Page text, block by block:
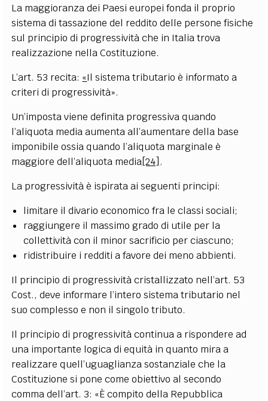
La maggioranza dei Paesi europei fonda il proprio
sistema di tassazione del reddito delle persone fisiche
sul principio di progressività che in Italia trova
realizzazione nella Costituzione.
L’art. 53 recita: «Il sistema tributario è informato a
criteri di progressività».
Un’imposta viene definita progressiva quando
l’aliquota media aumenta all’aumentare della base
imponibile ossia quando l’aliquota marginale è
maggiore dell’aliquota media[24] .
La progressività è ispirata ai seguenti principi:
limitare il divario economico fra le classi sociali;
raggiungere il massimo grado di utile per la
collettività con il minor sacrificio per ciascuno;
ridistribuire i redditi a favore dei meno abbienti.
Il principio di progressività cristallizzato nell’art. 53
Cost., deve informare l’intero sistema tributario nel
suo complesso e non il singolo tributo.
Il principio di progressività continua a rispondere ad
una importante logica di equità in quanto mira a
realizzare quell’uguaglianza sostanziale che la
Costituzione si pone come obiettivo al secondo
comma dell’art. 3: «È compito della Repubblica